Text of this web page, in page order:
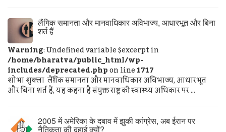
लैंगिक समानता और मानवाधिकार अविभाज्य, आधारभूत और बिना
शर्त हैं
Warning: Undefined variable $excerpt in
/home/bharatva/public_html/wp-
includes/deprecated.phpon line1717
शोभा शुक्ला लैंगिक समानता और मानवाधिकार अविभाज्य, आधारभूत
और बिना शर्त हैं, यह कहना है संयुक्त राष्ट्र की स्वास्थ्य अधिकार पर ...
2005 में अमेरिका के दबाव में झुकी कांग्रेस, अब ईरान पर
नैतिकता की दुहाई क्यों?